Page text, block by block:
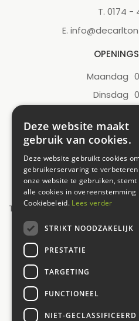
T. 0174 -
E.
Maandag
Dinsdag
Donderdag
Zaterdag
Zondag
Toon alle openingstijden
UW
Deze website maakt
gebruik van cookies.
Deze website gebruikt cookies
gebruikerservaring te
onze website te gebruiken, stemt
alle cookies in overeenstemming
Cookiebeleid. Lees verder
STRIKT NOODZAKELIJK
PRESTATIE
TARGETING
FUNCTIONEEL
NIET-GECLASSIFICEERD